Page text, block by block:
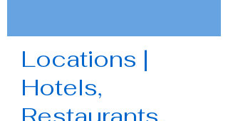
Locations |
Hotels,